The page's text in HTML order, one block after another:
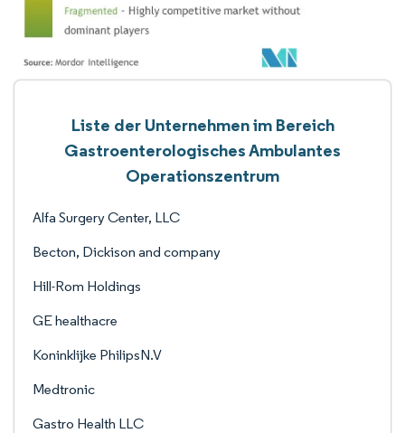
Liste der Unternehmen im Bereich
Gastroenterologisches Ambulantes
Operationszentrum
Alfa Surgery Center, LLC
Becton, Dickison and company
Hill-Rom Holdings
GE healthacre
Koninklijke PhilipsN.V
Medtronic
Gastro Health LLC